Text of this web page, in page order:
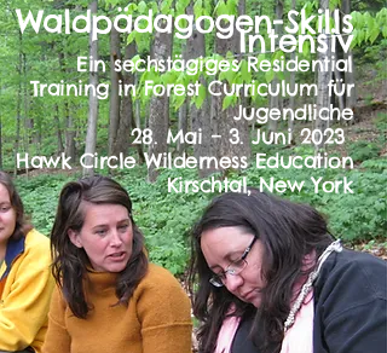
Waldpädagogen-Skills
Intensiv
Ein sechstägiges Residential
Training in Forest Curriculum für
Jugendliche
28. Mai – 3. Juni 2023
Hawk Circle Wilderness Education
Kirschtal, New York